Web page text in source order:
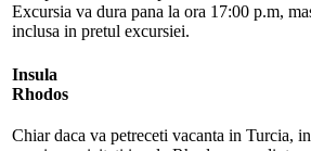
Excursia va dura pana la ora 17:00 p.m,
inclusa in pretul excursiei.
Insula
Rhodos
Chiar daca va petreceti vacanta in Turcia,